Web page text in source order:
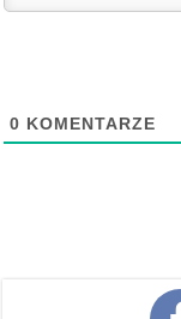
0 KOMENTARZE